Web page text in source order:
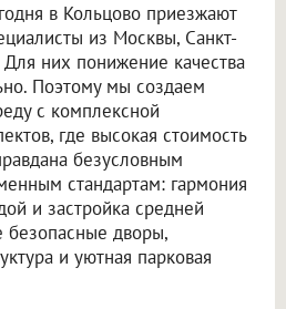
в Кольцово приезжают
из Москвы, Санкт-
них понижение качества
Поэтому мы создаем
с комплексной
где высокая стоимость
безусловным
стандартам: гармония
и застройка средней
безопасные дворы,
и уютная парковая